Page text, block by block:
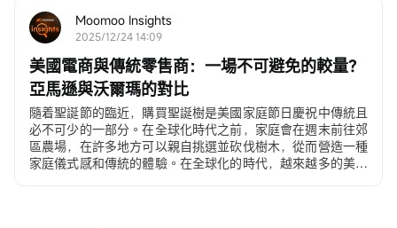
Moomoo Insights
2025/12/24 14:09
美國電商與傳統零售商：一場不可避免的較量？
亞馬遜與沃爾瑪的對比
隨着聖誕節的臨近，購買聖誕樹是美國家庭節日慶祝中傳統且
必不可少的一部分。在全球化時代之前，家庭會在週末前往郊
區農場，在許多地方可以親自挑選並砍伐樹木，從而營造一種
家庭儀式感和傳統的體驗。在全球化的時代，越來越多的美國